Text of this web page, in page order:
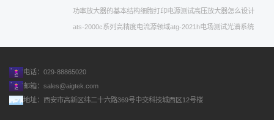
功率放大器的基本结构细胞打印电源测试高压放大器怎么设计
ats-2000c系列高精度电流源领域atg-2021h电场测试光谱系统
电话：029-88865020
邮箱： sales@aigtek.com
地址：西安市高新区纬二十六路369号中交科技城西区12号楼